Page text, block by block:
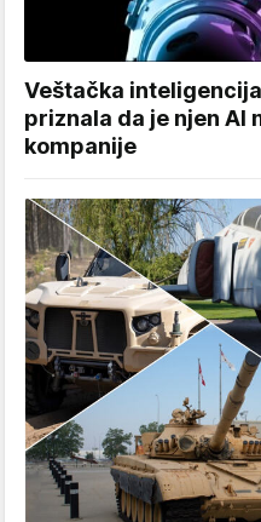
Veštačka
priznala da je njen AI
kompanije